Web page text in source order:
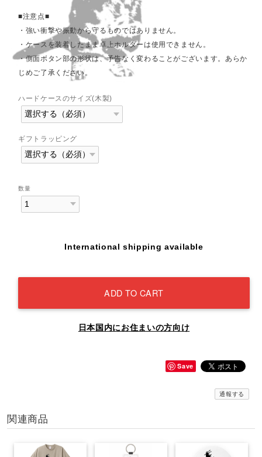
■注意点■
・強い衝撃や振動から守るものではありません。
・ケースを装着したまま卓上ホルダーは使用できません。
・側面ボタン部の形状は、予告なく変わることがございます。あらか
じめご了承ください。
ハードケースのサイズ(木製)
ギフトラッピング
数量
International shipping available
ADD TO CART
日本国内にお住まいの方向け
Save
通報する
関連商品